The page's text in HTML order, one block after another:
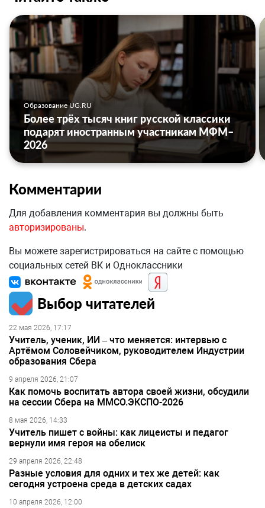
Образование UG.RU
Более трёх тысяч книг русской классики
подарят иностранным участникам МФМ–
2026
Комментарии
Для добавления комментария вы должны быть
авторизированы.
Вы можете зарегистрироваться на сайте с помощью
социальных сетей ВК и Одноклассники
Выбор читателей
22 мая 2026, 17:17
Учитель, ученик, ИИ – что меняется: интервью с
Артёмом Соловейчиком, руководителем Индустрии
образования Сбера
9 апреля 2026, 21:07
Как помочь воспитать автора своей жизни, обсудили
на сессии Сбера на ММСО.ЭКСПО-2026
8 мая 2026, 14:33
Учитель пишет с войны: как лицеисты и педагог
вернули имя героя на обелиск
29 апреля 2026, 22:48
Разные условия для одних и тех же детей: как
сегодня устроена среда в детских садах
10 апреля 2026, 12:00